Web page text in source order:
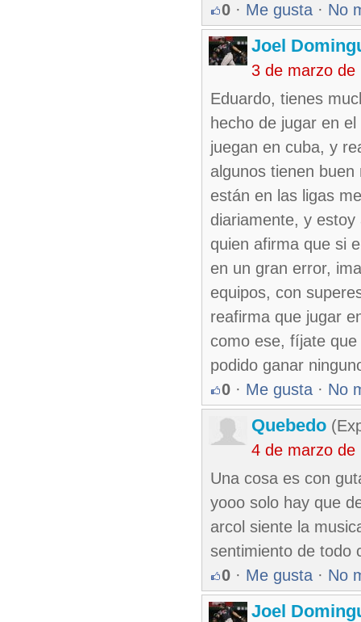
0 · Me gusta · No
Joel
3 de marzo de
Eduardo, tienes
hecho de jugar en
juegan en cuba, y
algunos tienen
están en las ligas
diariamente, y
quien afirma que si
en un gran error,
equipos, con
reafirma que jugar
como ese, fíjate
podido ganar
0 · Me gusta · No
Quebedo
4 de marzo de
Una cosa es con
yooo solo hay que
arcol siente la
sentimiento de todo
0 · Me gusta · No
Joel